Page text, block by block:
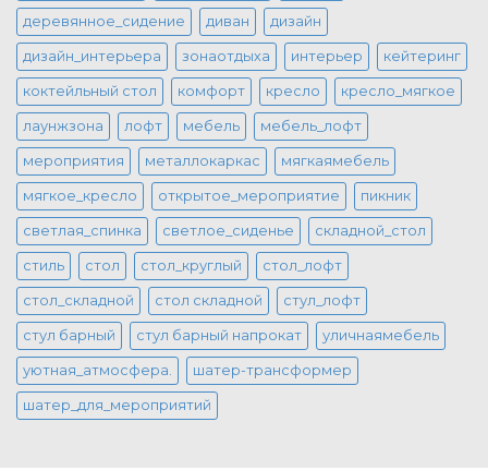
деревянное_сидение диван дизайн
дизайн_интерьера зонаотдыха интерьер кейтеринг
коктейльный стол комфорт кресло кресло_мягкое
лаунжзона лофт мебель мебель_лофт
мероприятия металлокаркас мягкаямебель
мягкое_кресло открытое_мероприятие пикник
светлая_спинка светлое_сиденье складной_стол
стиль стол стол_круглый стол_лофт
стол_складной стол складной стул_лофт
стул барный стул барный напрокат уличнаямебель
уютная_атмосфера. шатер-трансформер
шатер_для_мероприятий